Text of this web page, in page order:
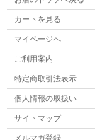
カートを見る
マイページへ
ご利用案内
特定商取引法表示
個人情報の取扱い
サイトマップ
メルマガ登録